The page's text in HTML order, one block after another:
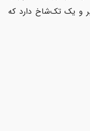
و یک تک‌شاخ دارد که